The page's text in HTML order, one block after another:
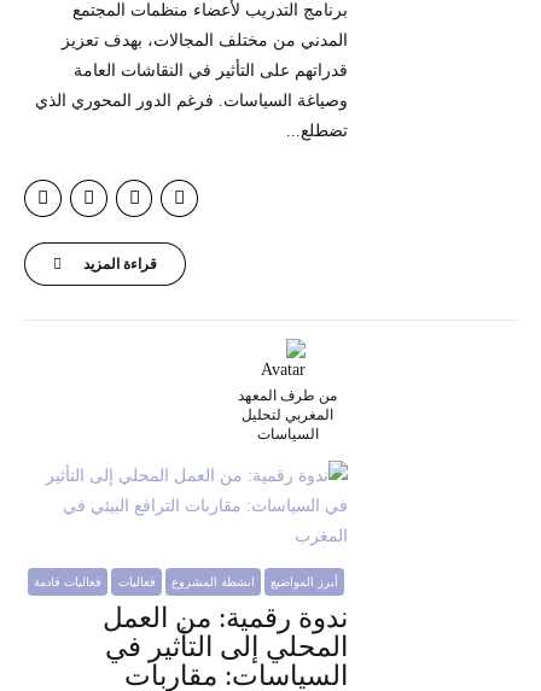
برنامج التدريب لأعضاء منظمات المجتمع
المدني من مختلف المجالات، بهدف تعزيز
قدراتهم على التأثير في النقاشات العامة
وصياغة السياسات. فرغم الدور المحوري الذي
تضطلع...
قراءة المزيد
من طرف المعهد
المغربي لتحليل
السياسات
أبرز المواضيع انشطة المشروع فعاليات فعاليات قادمة
ندوة رقمية: من العمل
المحلي إلى التأثير في
السياسات: مقاربات